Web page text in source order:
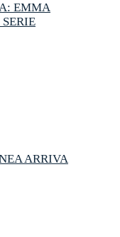
EMMA
ARRIVA